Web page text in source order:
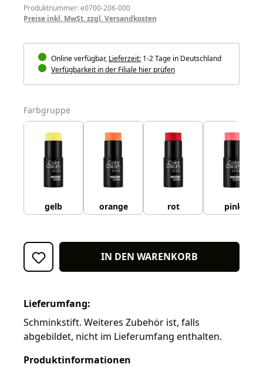
Produktnummer: e0700-206-000
Preise inkl. MwSt. zzgl. Versandkosten
Online verfügbar, Lieferzeit: 1-2 Tage in Deutschland
Verfügbarkeit in der Filiale hier prüfen
Farbgruppe
gelb orange rot pink
IN DEN WARENKORB
Lieferumfang:
Schminkstift. Weiteres Zubehör ist, falls
abgebildet, nicht im Lieferumfang enthalten.
Produktinformationen